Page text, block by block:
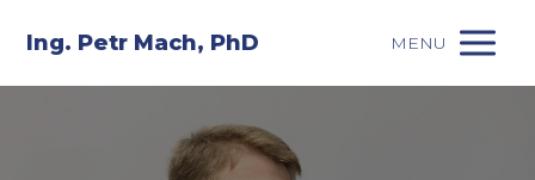
Ing. Petr Mach, PhD MENU